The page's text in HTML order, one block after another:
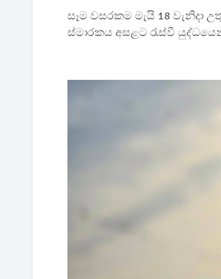
සෑම වසරකම මැයි 18
ස්මාරකය අසළට රැස්වී